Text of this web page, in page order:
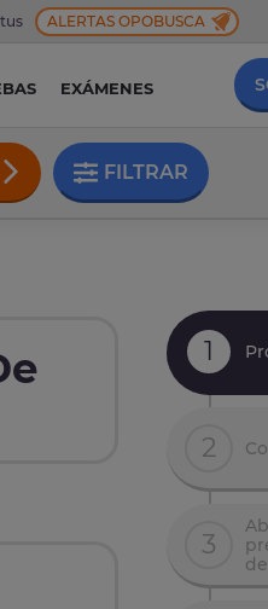
ALERTAS OPOBUSCA
EXÁMENES
FILTRAR
1
2
3